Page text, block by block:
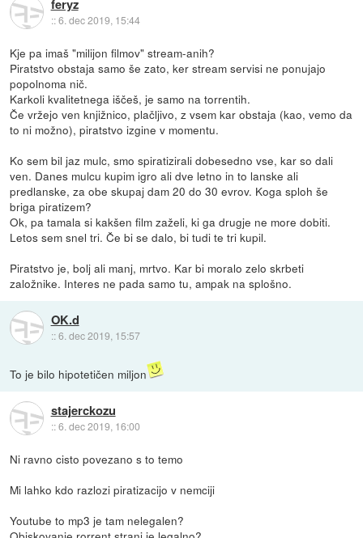
feryz
::6. dec 2019, 15:44
Kje pa imaš "milijon filmov" stream-anih?
Piratstvo obstaja samo še zato, ker stream servisi ne ponujajo
popolnoma nič.
Karkoli kvalitetnega iščeš, je samo na torrentih.
Če vržejo ven knjižnico, plačljivo, z vsem kar obstaja (kao, vemo da
to ni možno), piratstvo izgine v momentu.
Ko sem bil jaz mulc, smo spiratizirali dobesedno vse, kar so dali
ven. Danes mulcu kupim igro ali dve letno in to lanske ali
predlanske, za obe skupaj dam 20 do 30 evrov. Koga sploh še
briga piratizem?
Ok, pa tamala si kakšen film zaželi, ki ga drugje ne more dobiti.
Letos sem snel tri. Če bi se dalo, bi tudi te tri kupil.
Piratstvo je, bolj ali manj, mrtvo. Kar bi moralo zelo skrbeti
založnike. Interes ne pada samo tu, ampak na splošno.
OK.d
::6. dec 2019, 15:57
To je bilo hipotetičen miljon
stajerckozu
::6. dec 2019, 16:00
Ni ravno cisto povezano s to temo
Mi lahko kdo razlozi piratizacijo v nemciji
Youtube to mp3 je tam nelegalen?